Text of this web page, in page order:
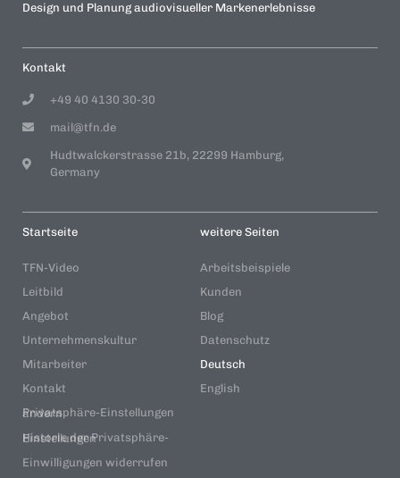
Design und Planung audiovisueller Markenerlebnisse
Kontakt
+49 40 4130 30-30
mail@tfn.de
Hudtwalckerstrasse 21b, 22299 Hamburg,
Germany
Startseite
TFN-Video
Leitbild
Angebot
Unternehmenskultur
Mitarbeiter
Kontakt
Privatsphäre-Einstellungen ändern
Historie der Privatsphäre-Einstellungen
Einwilligungen widerrufen
weitere Seiten
Arbeitsbeispiele
Kunden
Blog
Datenschutz
Deutsch
English